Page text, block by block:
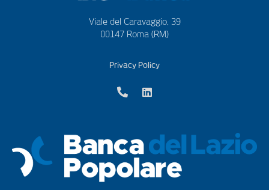
Viale del Caravaggio, 39
00147 Roma (RM)
Privacy Policy